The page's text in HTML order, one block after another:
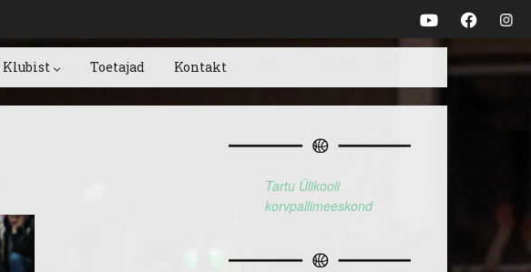
Klubist Toetajad Kontakt
Tartu Ülikooli
korvpallimeeskond